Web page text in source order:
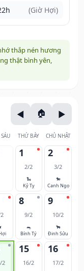
(Giờ Hợi)
thắp nén hương
thật bình yên,
THỨ BẢY CHỦ NHẬT
1
2/2
🐍
Kỷ Tỵ
2
3/2
🐎
Canh Ngọ
8
9/2
🐀
Bính Tý
9
10/2
🐂
Đinh Sửu
2
15
16/2
16
17/2